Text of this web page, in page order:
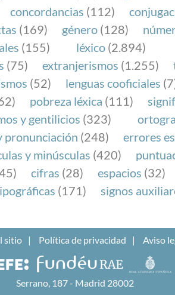
concordancias (112)
(169) género (128)
(155) léxico (2.894)
(75) extranjerismos (1.255)
(52) lenguas cooficiales
pobreza léxica (111)
y gentilicios (323)
pronunciación (248)
errores
y minúsculas (420)
cifras (28) espacios (32)
(171)
signos
sitio Política de privacidad Aviso
Serrano, 187 - Madrid 28002